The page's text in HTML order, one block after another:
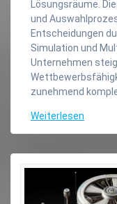
Lösungsräume.
und
Entscheidungen
Simulation und
Unternehmen
zunehmend
Weiterlesen